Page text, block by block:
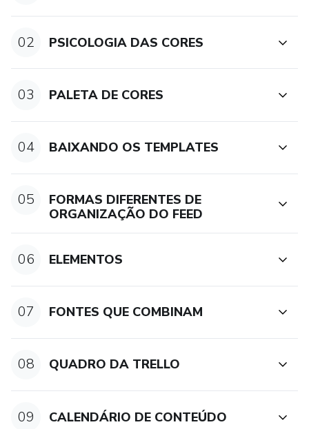
02 PSICOLOGIA DAS CORES
03 PALETA DE CORES
04 BAIXANDO OS TEMPLATES
05
FORMAS DIFERENTES DE
ORGANIZAÇÃO DO FEED
06 ELEMENTOS
07 FONTES QUE COMBINAM
08 QUADRO DA TRELLO
09 CALENDÁRIO DE CONTEÚDO